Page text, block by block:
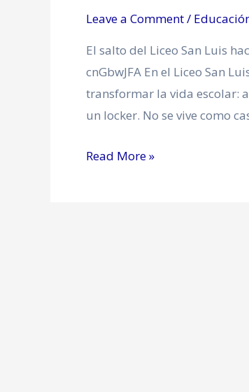
Leave a Comment/
El salto del Liceo San Luis
cnGbwJFA En el Liceo San
transformar la vida escolar:
un locker. No se vive como
Read More »